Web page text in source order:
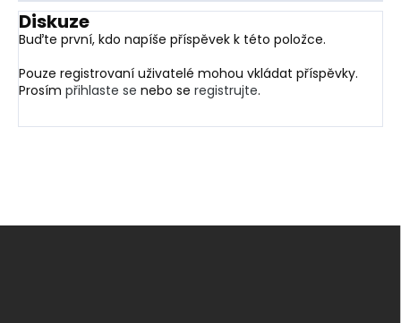
Diskuze
Buďte první, kdo napíše příspěvek k této položce.
Pouze registrovaní uživatelé mohou vkládat příspěvky.
Prosím přihlaste se nebo se registrujte.
Z